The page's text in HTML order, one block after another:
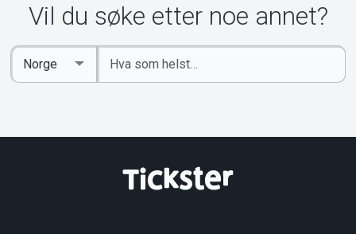
Vil du søke etter noe annet?
Angi
nøkkelord
Select
Country